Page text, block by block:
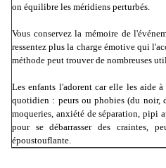
on équilibre les méridiens perturbés.
Vous conservez la mémoire de
ressentez plus la charge émotive qui
méthode peut trouver de nombreuses
Les enfants l'adorent car elle les aide
quotidien : peurs ou phobies (du noir,
moqueries, anxiété de séparation, pipi
pour se débarrasser des craintes,
époustouflante.